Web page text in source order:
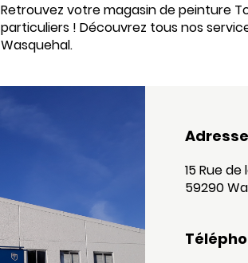
Retrouvez votre magasin de peinture
particuliers ! Découvrez tous nos
Wasquehal.
Adresse
15 Rue
59290